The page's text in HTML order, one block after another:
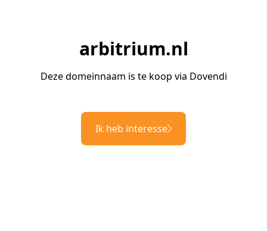
arbitrium.nl
Deze domeinnaam is te koop via Dovendi
Ik heb interesse